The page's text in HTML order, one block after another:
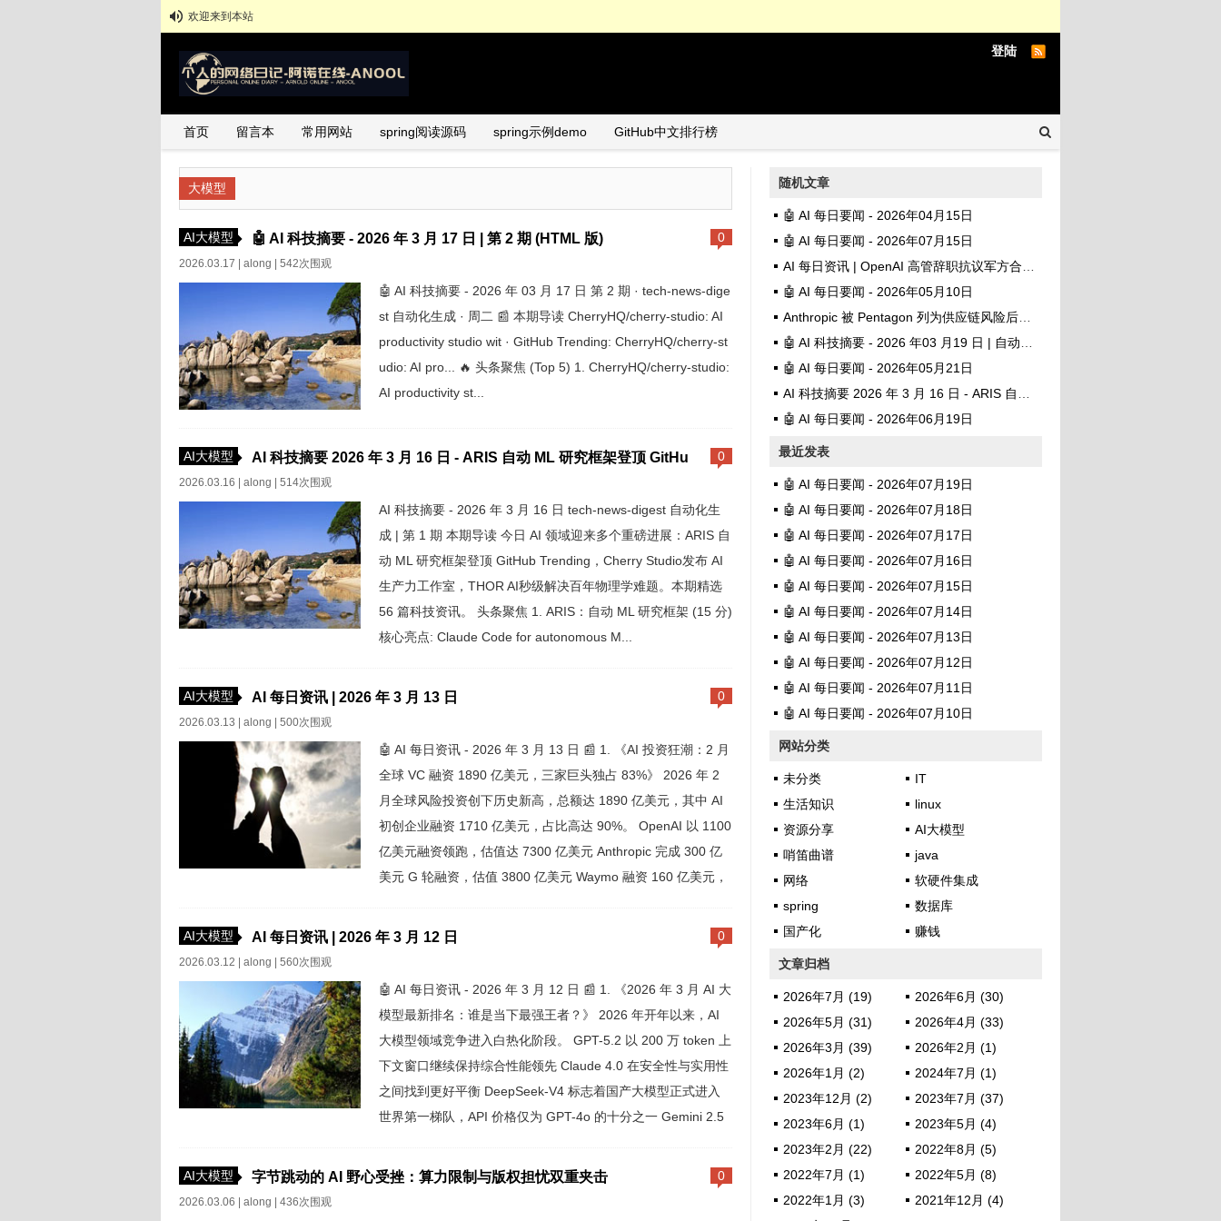
欢迎来到本站
登陆
首页 留言本 常用网站 spring阅读源码 spring示例demo GitHub中文排行榜
大模型
AI大模型 0
🤖 AI 科技摘要 - 2026 年 3 月 17 日 | 第 2 期 (HTML 版)
2026.03.17 | along | 542次围观
🤖 AI 科技摘要 - 2026 年 03 月 17 日 第 2 期 · tech-news-dige
st 自动化生成 · 周二 📰 本期导读 CherryHQ/cherry-studio: AI
productivity studio wit · GitHub Trending: CherryHQ/cherry-st
udio: AI pro... 🔥 头条聚焦 (Top 5) 1. CherryHQ/cherry-studio:
AI productivity st...
AI大模型 0
AI 科技摘要 2026 年 3 月 16 日 - ARIS 自动 ML 研究框架登顶 GitHu
b
2026.03.16 | along | 514次围观
AI 科技摘要 - 2026 年 3 月 16 日 tech-news-digest 自动化生
成 | 第 1 期 本期导读 今日 AI 领域迎来多个重磅进展：ARIS 自
动 ML 研究框架登顶 GitHub Trending，Cherry Studio发布 AI
生产力工作室，THOR AI秒级解决百年物理学难题。本期精选
56 篇科技资讯。 头条聚焦 1. ARIS：自动 ML 研究框架 (15 分)
核心亮点: Claude Code for autonomous M...
AI大模型 0
AI 每日资讯 | 2026 年 3 月 13 日
2026.03.13 | along | 500次围观
🤖 AI 每日资讯 - 2026 年 3 月 13 日 📰 1. 《AI 投资狂潮：2 月
全球 VC 融资 1890 亿美元，三家巨头独占 83%》 2026 年 2
月全球风险投资创下历史新高，总额达 1890 亿美元，其中 AI
初创企业融资 1710 亿美元，占比高达 90%。 OpenAI 以 1100
亿美元融资领跑，估值达 7300 亿美元 Anthropic 完成 300 亿
美元 G 轮融资，估值 3800 亿美元 Waymo 融资 160 亿美元，
AI大模型 0
AI 每日资讯 | 2026 年 3 月 12 日
2026.03.12 | along | 560次围观
🤖 AI 每日资讯 - 2026 年 3 月 12 日 📰 1. 《2026 年 3 月 AI 大
模型最新排名：谁是当下最强王者？》 2026 年开年以来，AI
大模型领域竞争进入白热化阶段。 GPT-5.2 以 200 万 token 上
下文窗口继续保持综合性能领先 Claude 4.0 在安全性与实用性
之间找到更好平衡 DeepSeek-V4 标志着国产大模型正式进入
世界第一梯队，API 价格仅为 GPT-4o 的十分之一 Gemini 2.5
AI大模型 0
字节跳动的 AI 野心受挫：算力限制与版权担忧双重夹击
2026.03.06 | along | 436次围观
随机文章
🤖 AI 每日要闻 - 2026年04月15日
🤖 AI 每日要闻 - 2026年07月15日
AI 每日资讯 | OpenAI 高管辞职抗议军方合同、DOGE 用 ChatGPT 砍资助
🤖 AI 每日要闻 - 2026年05月10日
Anthropic 被 Pentagon 列为供应链风险后需求反激增
🤖 AI 科技摘要 - 2026 年03 月19 日 | 自动发布
🤖 AI 每日要闻 - 2026年05月21日
AI 科技摘要 2026 年 3 月 16 日 - ARIS 自动 ML 研究框架登顶 GitHub
🤖 AI 每日要闻 - 2026年06月19日
最近发表
🤖 AI 每日要闻 - 2026年07月19日
🤖 AI 每日要闻 - 2026年07月18日
🤖 AI 每日要闻 - 2026年07月17日
🤖 AI 每日要闻 - 2026年07月16日
🤖 AI 每日要闻 - 2026年07月15日
🤖 AI 每日要闻 - 2026年07月14日
🤖 AI 每日要闻 - 2026年07月13日
🤖 AI 每日要闻 - 2026年07月12日
🤖 AI 每日要闻 - 2026年07月11日
🤖 AI 每日要闻 - 2026年07月10日
网站分类
未分类
IT
生活知识
linux
资源分享
AI大模型
哨笛曲谱
java
网络
软硬件集成
spring
数据库
国产化
赚钱
文章归档
2026年7月 (19)
2026年6月 (30)
2026年5月 (31)
2026年4月 (33)
2026年3月 (39)
2026年2月 (1)
2026年1月 (2)
2024年7月 (1)
2023年12月 (2)
2023年7月 (37)
2023年6月 (1)
2023年5月 (4)
2023年2月 (22)
2022年8月 (5)
2022年7月 (1)
2022年5月 (8)
2022年1月 (3)
2021年12月 (4)